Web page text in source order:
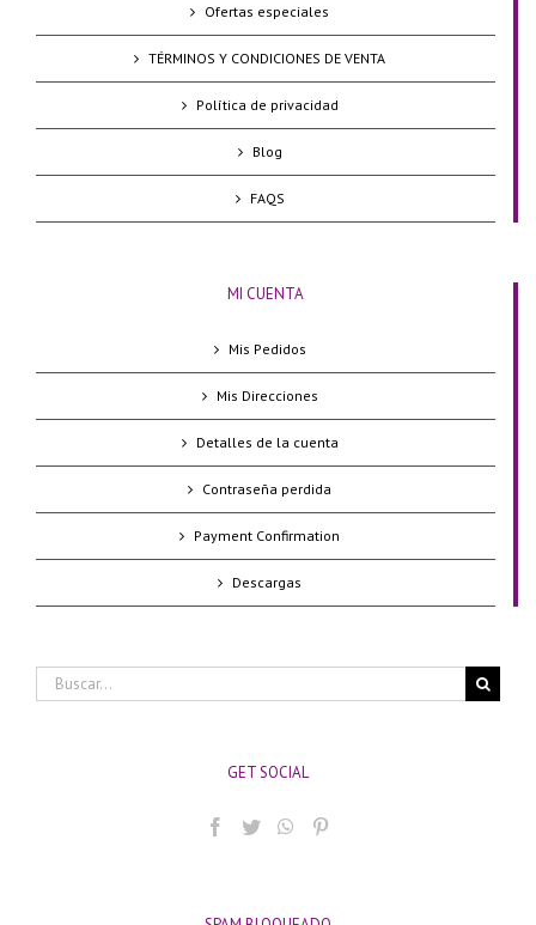
Ofertas especiales
TÉRMINOS Y CONDICIONES DE VENTA
Política de privacidad
Blog
FAQS
MI CUENTA
Mis Pedidos
Mis Direcciones
Detalles de la cuenta
Contraseña perdida
Payment Confirmation
Descargas
Buscar:
GET SOCIAL